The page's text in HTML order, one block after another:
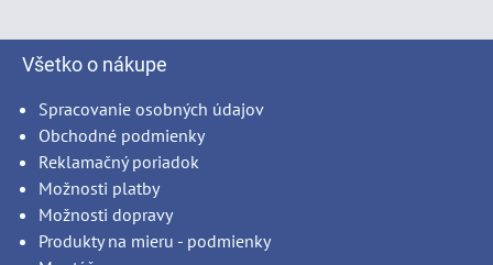
Všetko o nákupe
Spracovanie osobných údajov
Obchodné podmienky
Reklamačný poriadok
Možnosti platby
Možnosti dopravy
Produkty na mieru - podmienky